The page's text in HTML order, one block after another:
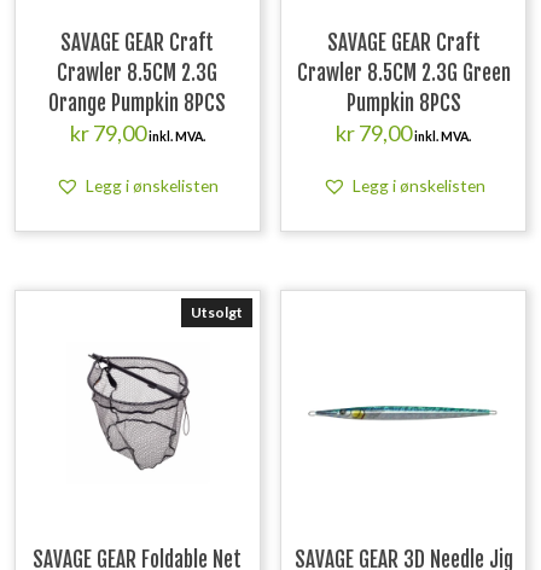
SAVAGE GEAR Craft
Crawler 8.5CM 2.3G
Orange Pumpkin 8PCS
kr79,00inkl. MVA.
Legg i ønskelisten
SAVAGE GEAR Craft
Crawler 8.5CM 2.3G Green
Pumpkin 8PCS
kr79,00inkl. MVA.
Legg i ønskelisten
Utsolgt
SAVAGE GEAR Foldable Net
SAVAGE GEAR 3D Needle Jig